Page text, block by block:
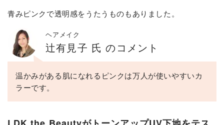
青みピンクで透明感をうたうものもありました。
ヘアメイク
辻有見子 氏 のコメント
温かみがある肌になれるピンクは万人が使いやすいカ
ラーです。